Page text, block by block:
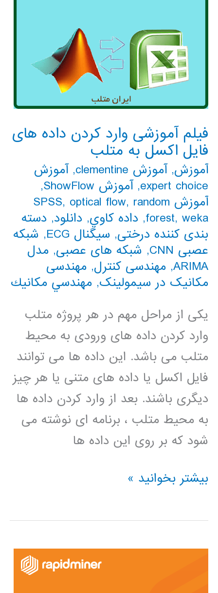
فیلم آموزشی وارد کردن داده های
فایل اکسل به متلب
آموزش,آموزش clementine ,آموزش
expert choice
,آموزش ShowFlow
,
آموزش SPSS
, optical flow, random
forest, weka
, داده كاوي, دانلود, دسته
بندی کننده درختی, سیگنال ECG , شبکه
عصبی CNN
, شبکه های عصبی, مدل
ARIMA
, مهندسی کنترل, مهندسی
مکانیک در سیمولینک, مهندسي مكانيك
یکی از مراحل مهم در هر پروژه متلب
وارد کردن داده های ورودی به محیط
متلب می باشد. این داده ها می توانند
فایل اکسل یا داده های متنی یا هر چیز
دیگری باشند. بعد از وارد کردن داده ها
به محیط متلب ، برنامه ای نوشته می
شود که بر روی این داده ها
فیلم
وارد
بیشتر بخوانید »